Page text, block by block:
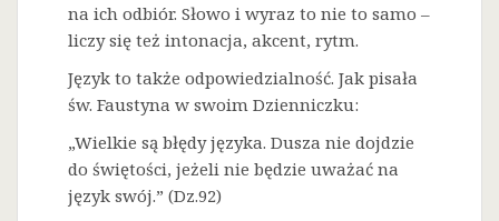
na ich odbiór. Słowo i wyraz to nie to samo –
liczy się też intonacja, akcent, rytm.
Język to także odpowiedzialność. Jak pisała
św. Faustyna w swoim Dzienniczku:
„Wielkie są błędy języka. Dusza nie dojdzie
do świętości, jeżeli nie będzie uważać na
język swój.” (Dz.92)